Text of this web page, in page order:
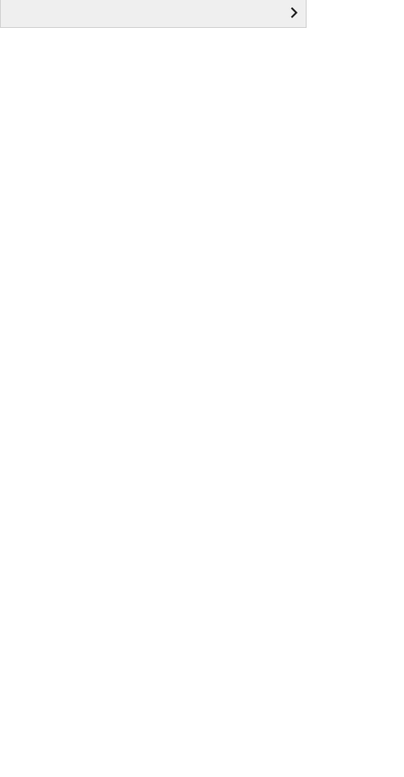
navigate_next